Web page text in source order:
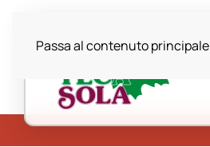
Passa al contenuto principale